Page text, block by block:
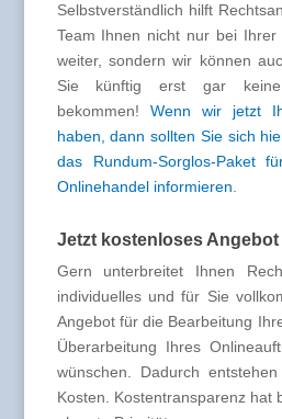
Selbstverständlich hilft
Team Ihnen nicht nur bei Ihrer
weiter, sondern wir können
Sie künftig erst gar keine
bekommen! Wenn wir jetzt
haben, dann sollten Sie sich
das Rundum-Sorglos-Paket
Onlinehandel informieren
Jetzt kostenloses
Gern unterbreitet Ihnen
individuelles und für Sie
Angebot für die Bearbeitung
Überarbeitung Ihres
wünschen. Dadurch
Kosten. Kostentransparenz hat